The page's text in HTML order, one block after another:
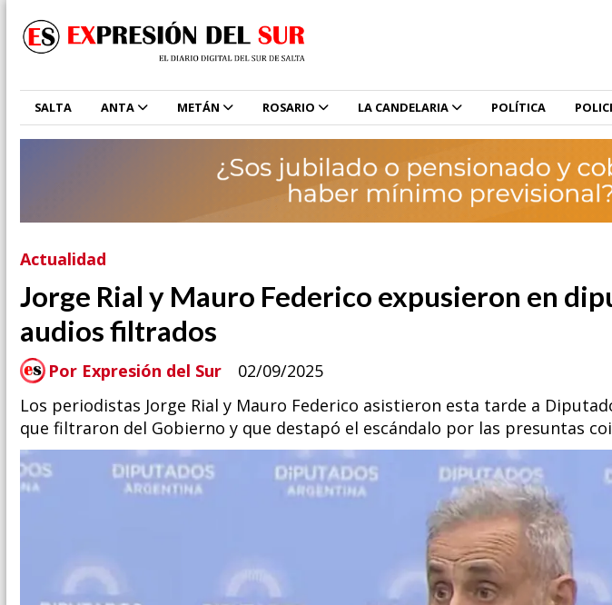
SALTA ANTA METÁN ROSARIO LA CANDELARIA POLÍTICA
Jorge Rial y Mauro Federico expusieron en
audios filtrados
Los periodistas Jorge Rial y Mauro Federico asistieron esta tarde a
que filtraron del Gobierno y que destapó el escándalo por las presuntas
Actualidad
02/09/2025
Por Expresión del Sur